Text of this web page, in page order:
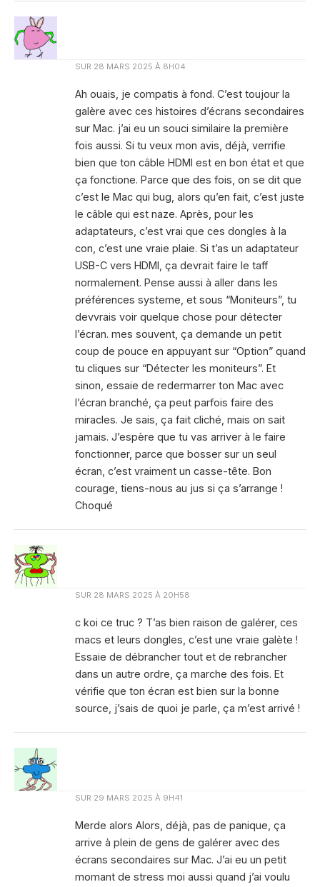
SUR 28 MARS 2025 À 8H04
Ah ouais, je compatis à fond. C’est toujour la
galère avec ces histoires d’écrans secondaires
sur Mac. j’ai eu un souci similaire la première
fois aussi. Si tu veux mon avis, déjà, verrifie
bien que ton câble HDMI est en bon état et que
ça fonctione. Parce que des fois, on se dit que
c’est le Mac qui bug, alors qu’en fait, c’est juste
le câble qui est naze. Après, pour les
adaptateurs, c’est vrai que ces dongles à la
con, c’est une vraie plaie. Si t’as un adaptateur
USB-C vers HDMI, ça devrait faire le taff
normalement. Pense aussi à aller dans les
préférences systeme, et sous “Moniteurs”, tu
devvrais voir quelque chose pour détecter
l’écran. mes souvent, ça demande un petit
coup de pouce en appuyant sur “Option” quand
tu cliques sur “Détecter les moniteurs”. Et
sinon, essaie de redermarrer ton Mac avec
l’écran branché, ça peut parfois faire des
miracles. Je sais, ça fait cliché, mais on sait
jamais. J’espère que tu vas arriver à le faire
fonctionner, parce que bosser sur un seul
écran, c’est vraiment un casse-tête. Bon
courage, tiens-nous au jus si ça s’arrange !
Choqué
SUR 28 MARS 2025 À 20H58
c koi ce truc ? T’as bien raison de galérer, ces
macs et leurs dongles, c’est une vraie galète !
Essaie de débrancher tout et de rebrancher
dans un autre ordre, ça marche des fois. Et
vérifie que ton écran est bien sur la bonne
source, j’sais de quoi je parle, ça m’est arrivé !
SUR 29 MARS 2025 À 9H41
Merde alors Alors, déjà, pas de panique, ça
arrive à plein de gens de galérer avec des
écrans secondaires sur Mac. J’ai eu un petit
momant de stress moi aussi quand j’ai voulu